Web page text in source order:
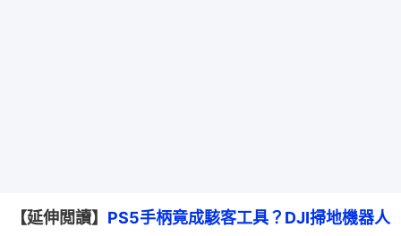
【延伸閲讀】 PS5手柄竟成駭客工具？DJI掃地機器人